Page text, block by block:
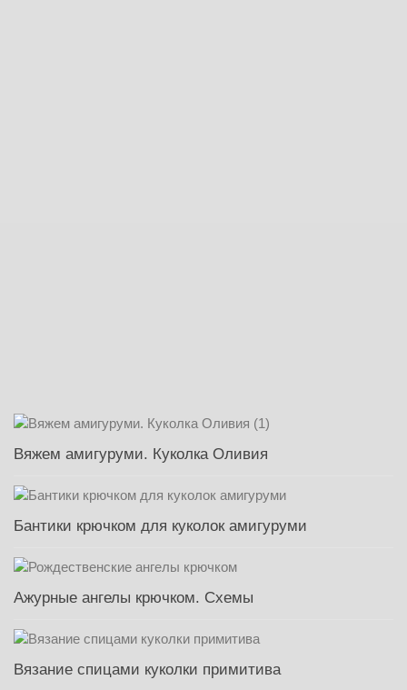
Вяжем амигуруми. Куколка Оливия
Бантики крючком для куколок амигуруми
Ажурные ангелы крючком. Схемы
Вязание спицами куколки примитива